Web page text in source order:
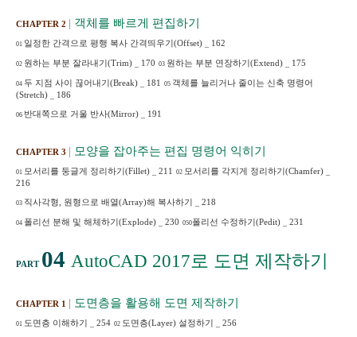
CHAPTER 2 | 객체를 빠르게 편집하기
01 일정한 간격으로 평행 복사 간격띄우기 (Offset) 162
02 원하는 부분 잘라내기 (Trim) 170 03 원하는 부분 연장하기 (Extend) 175
04 두 지점 사이 끊어내기 (Break) 181 05 객체를 늘리거나 줄이는 신축 명령어
(Stretch)
186
06 반대쪽으로 거울 반사(Mirror) 191
CHAPTER 3 | 모양을 잡아주는 편집 명령어 익히기
01 모서리를 둥글게 정리하기 (Fillet) 211 02 모서리를 각지게 정리하기 (Chamfer)
216
03 직사각형 원형으로 배열(Array)해 복사하기 218
04 폴리선 분해 및 해체하기 (Explode) 230 050폴리선 수정하기 (Pedit) 231
PART 04 AutoCAD 2017 로 도면 제작하기
CHAPTER 1 | 도면층을 활용해 도면 제작하기
01 도면층 이해하기 254 02 도면층(Layer) 설정하기 256